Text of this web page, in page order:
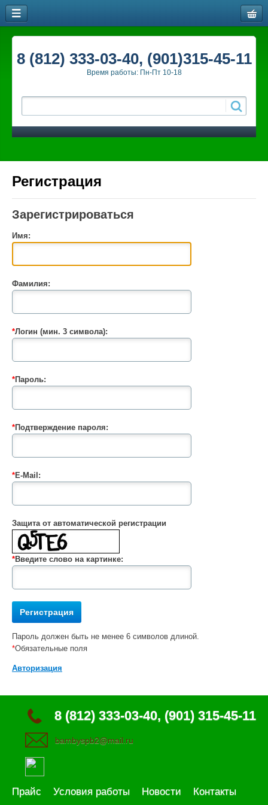
8 (812) 333-03-40, (901)315-45-11
Время работы: Пн-Пт 10-18
Регистрация
Зарегистрироваться
Имя:
Фамилия:
*Логин (мин. 3 символа):
*Пароль:
*Подтверждение пароля:
*E-Mail:
Защита от автоматической регистрации
*Введите слово на картинке:
Пароль должен быть не менее 6 символов длиной.
*Обязательные поля
Авторизация
8 (812) 333-03-40, (901) 315-45-11
bambyspb2@mail.ru
Прайс Условия работы Новости Контакты